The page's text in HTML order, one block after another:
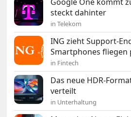
Google One kommt
steckt dahinter
in Telekom
ING zieht Support-
Smartphones fliegen
in Fintech
Das neue HDR-
verteilt
in Unterhaltung